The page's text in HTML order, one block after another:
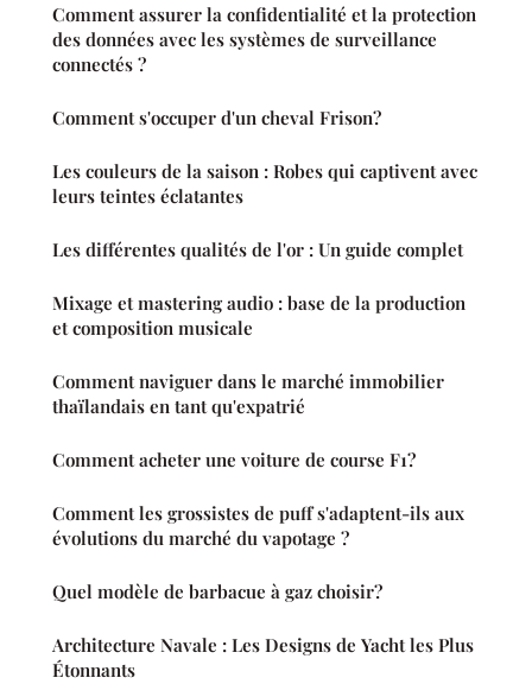
Comment assurer la confidentialité et la protection
des données avec les systèmes de surveillance
connectés ?
Comment s'occuper d'un cheval Frison?
Les couleurs de la saison : Robes qui captivent avec
leurs teintes éclatantes
Les différentes qualités de l'or : Un guide complet
Mixage et mastering audio : base de la production
et composition musicale
Comment naviguer dans le marché immobilier
thaïlandais en tant qu'expatrié
Comment acheter une voiture de course F1?
Comment les grossistes de puff s'adaptent-ils aux
évolutions du marché du vapotage ?
Quel modèle de barbacue à gaz choisir?
Architecture Navale : Les Designs de Yacht les Plus
Étonnants